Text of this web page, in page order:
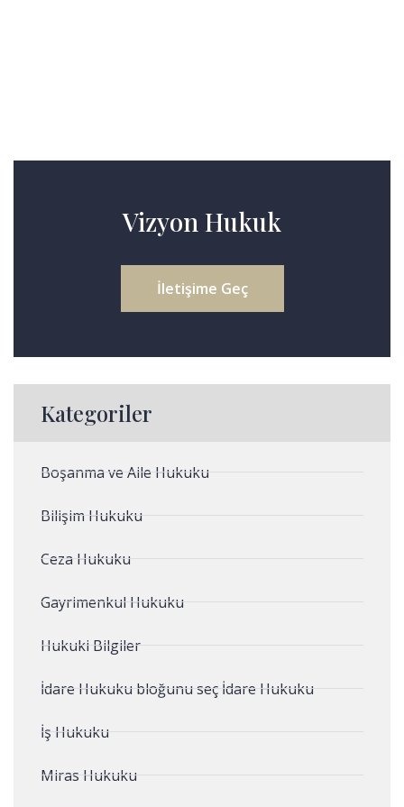
Vizyon Hukuk
İletişime Geç
Kategoriler
Boşanma ve Aile Hukuku
Bilişim Hukuku
Ceza Hukuku
Gayrimenkul Hukuku
Hukuki Bilgiler
İdare Hukuku bloğunu seç İdare Hukuku
İş Hukuku
Miras Hukuku